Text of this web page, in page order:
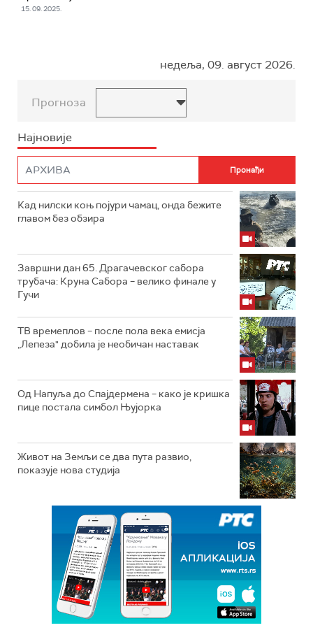
15. 09. 2025.
недеља, 09. август 2026.
Прогноза
Најновије
Кад нилски коњ појури чамац, онда бежите
главом без обзира
Завршни дан 65. Драгачевског сабора
трубача: Круна Сабора – велико финале у
Гучи
ТВ времеплов – после пола века емисја
„Лепеза" добила је необичан наставак
Од Напуља до Спајдермена – како је кришка
пице постала симбол Њујорка
Живот на Земљи се два пута развио,
показује нова студија